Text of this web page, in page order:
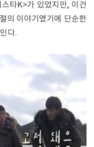
타K>가 있었지만, 이건
의 이야기였기에 단순한
다.